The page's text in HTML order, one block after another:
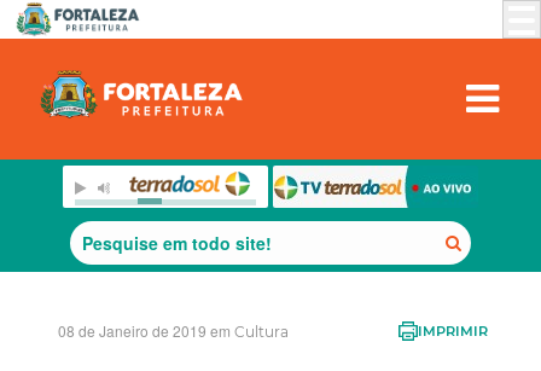
08 de Janeiro de 2019 em Cultura IMPRIMIR